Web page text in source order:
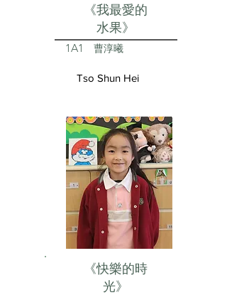
《我最愛的
水果》
1A1 曹淳曦
Tso Shun Hei
《快樂的時
光》